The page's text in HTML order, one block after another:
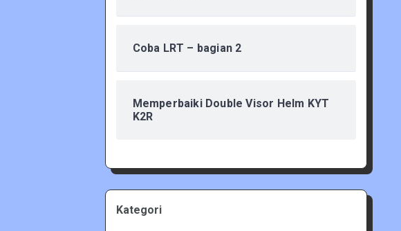
Coba LRT – bagian 2
Memperbaiki Double Visor Helm KYT
K2R
Kategori